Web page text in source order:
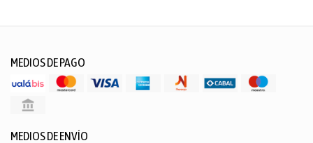
MEDIOS DE PAGO
MEDIOS DE ENVÍO